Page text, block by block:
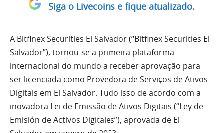
Siga o Livecoins e fique atualizado.
A Bitfinex Securities El Salvador (“Bitfinex Securities El
Salvador”), tornou-se a primeira plataforma
internacional do mundo a receber aprovação para
ser licenciada como Provedora de Serviços de Ativos
Digitais em El Salvador. Tudo isso de acordo com a
inovadora Lei de Emissão de Ativos Digitais (“Ley de
Emisión de Activos Digitales”), aprovada de El